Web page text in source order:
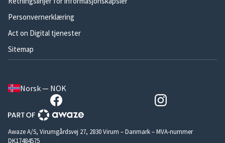
Personvernerklæring
Act on Digital tjenester
Sitemap
Norsk — NOK
Awaze A/S, Virumgårdsvej 27, 2830 Virum – Danmark – MVA-nummer
DK17484575